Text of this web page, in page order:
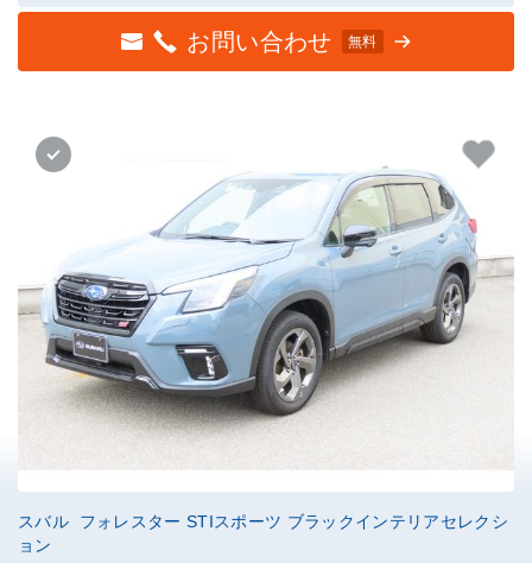
お問い合わせ 無料
スバル フォレスター STIスポーツ ブラックインテリアセレクシ
ョン